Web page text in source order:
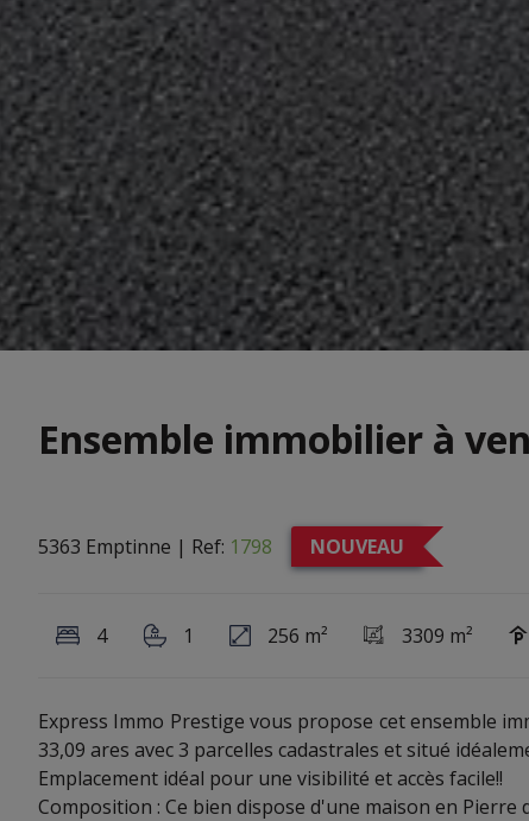
Ensemble immobilier à
5363 Emptinne | Ref: 1798 NOUVEAU
4 1 256 m² 3309 m²
Express Immo Prestige vous propose cet ensemble
33,09 ares avec 3 parcelles cadastrales et situé
Emplacement idéal pour une visibilité et accès facile!!
Composition : Ce bien dispose d'une maison en Pierre